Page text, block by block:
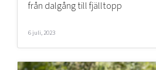
från dalgång till fjälltopp
6 juli, 2023